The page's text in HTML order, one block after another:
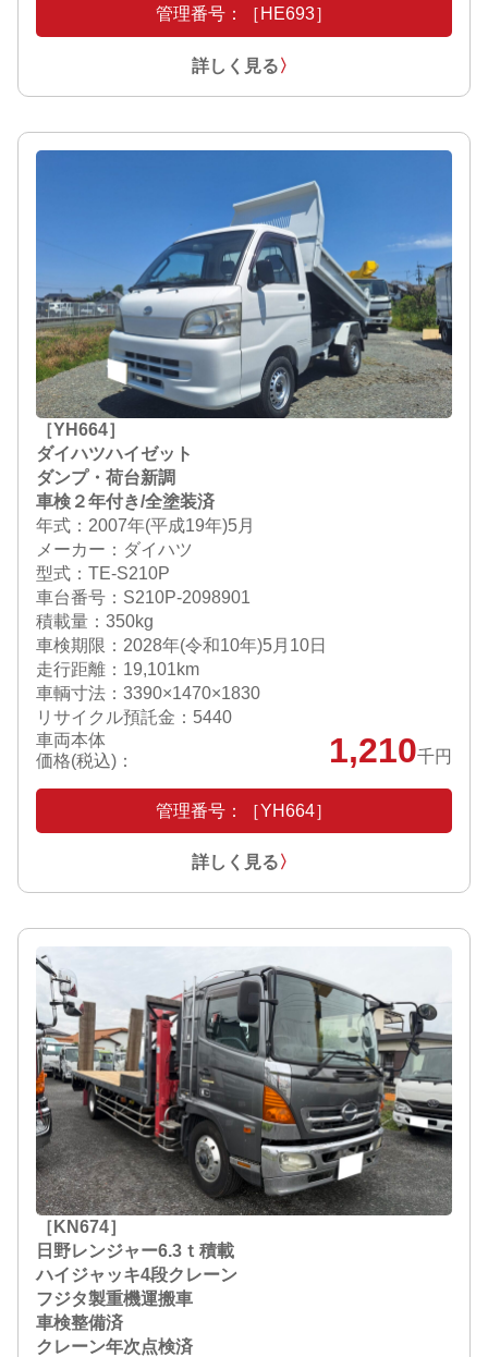
管理番号：［HE693］
詳しく見る〉
［YH664］
ダイハツハイゼット
ダンプ・荷台新調
車検２年付き/全塗装済
年式：2007年(平成19年)5月
メーカー：ダイハツ
型式：TE-S210P
車台番号：S210P-2098901
積載量：350kg
車検期限： 2028年(令和10年)5月10日
走行距離：19,101km
車輌寸法：3390×1470×1830
リサイクル預託金：5440
車両本体
価格(税込)：
1,210千円
管理番号：［YH664］
詳しく見る〉
［KN674］
日野レンジャー6.3ｔ積載
ハイジャッキ4段クレーン
フジタ製重機運搬車
車検整備済
クレーン年次点検済